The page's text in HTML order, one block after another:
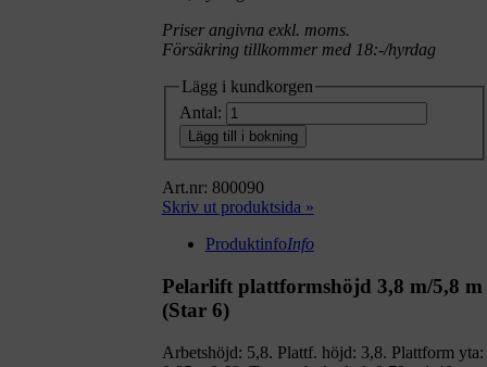
Priser angivna exkl. moms.
Försäkring tillkommer med 18:-/hyrdag
Lägg i kundkorgen
Antal:
Lägg till i bokning
Art.nr: 800090
Skriv ut produktsida »
ProduktinfoInfo
Pelarlift plattformshöjd 3,8 m/5,8 m
(Star 6)
Arbetshöjd: 5,8. Plattf. höjd: 3,8. Plattform yta: